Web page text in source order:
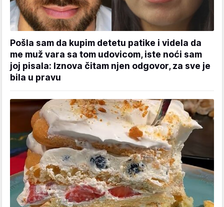
Pošla sam da kupim detetu patike i videla da
me muž vara sa tom udovicom, iste noći sam
joj pisala: Iznova čitam njen odgovor, za sve je
bila u pravu